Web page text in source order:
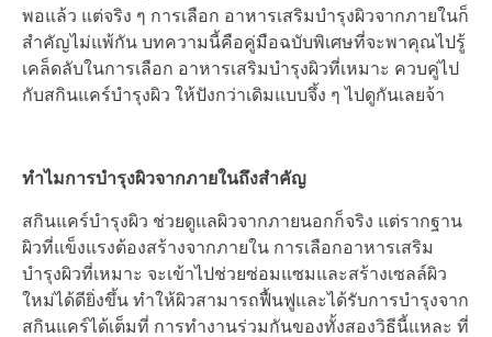
พอแล้ว แต่จริง ๆ การเลือก อาหารเสริมบำรุงผิวจากภายในก็
สำคัญไม่แพ้กัน บทความนี้คือคู่มือฉบับพิเศษที่จะพาคุณไปรู้
เคล็ดลับในการเลือก อาหารเสริมบำรุงผิวที่เหมาะ ควบคู่ไป
กับสกินแคร์บำรุงผิว ให้ปังกว่าเดิมแบบจึ้ง ๆ ไปดูกันเลยจ้า
ทำไมการบำรุงผิวจากภายในถึงสำคัญ
สกินแคร์บำรุงผิว ช่วยดูแลผิวจากภายนอกก็จริง แต่รากฐาน
ผิวที่แข็งแรงต้องสร้างจากภายใน การเลือกอาหารเสริม
บำรุงผิวที่เหมาะ จะเข้าไปช่วยซ่อมแซมและสร้างเซลล์ผิว
ใหม่ได้ดียิ่งขึ้น ทำให้ผิวสามารถฟื้นฟูและได้รับการบำรุงจาก
สกินแคร์ได้เต็มที่ การทำงานร่วมกันของทั้งสองวิธีนี้แหละ ที่